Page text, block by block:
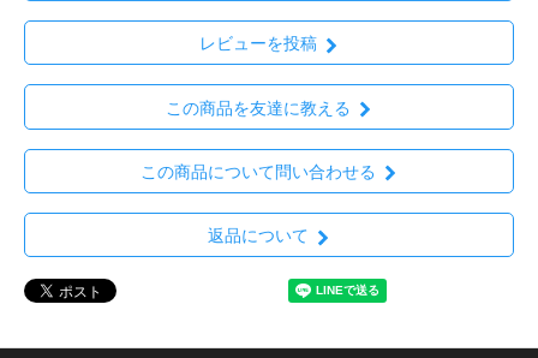
レビューを投稿
この商品を友達に教える
この商品について問い合わせる
返品について